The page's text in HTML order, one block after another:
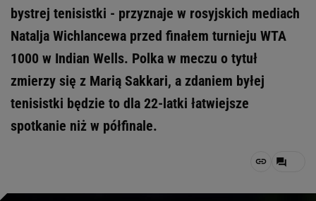
bystrej tenisistki - przyznaje w rosyjskich mediach
Natalja Wichlancewa przed finałem turnieju WTA
1000 w Indian Wells. Polka w meczu o tytuł
zmierzy się z Marią Sakkari, a zdaniem byłej
tenisistki będzie to dla 22-latki łatwiejsze
spotkanie niż w półfinale.